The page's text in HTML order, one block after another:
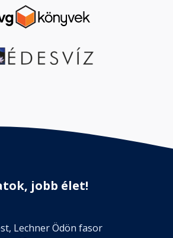
jobb élet!
Lechner Ödön fasor